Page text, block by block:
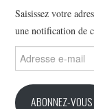
Saisissez votre
une notification de
Adresse
e-
ABONNEZ-VOUS